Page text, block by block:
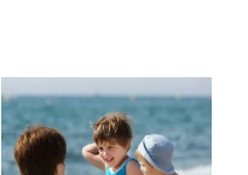
προετοιμάσουμε
το
έδαφος
;